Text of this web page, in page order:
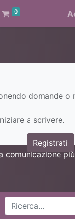
0
domande o
a scrivere.
Registrati
comunicazione